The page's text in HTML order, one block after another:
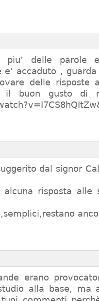
delle parole
accaduto , guarda
delle risposte
il buon gusto di
dal signor
risposta alle
erano
alla base, ma